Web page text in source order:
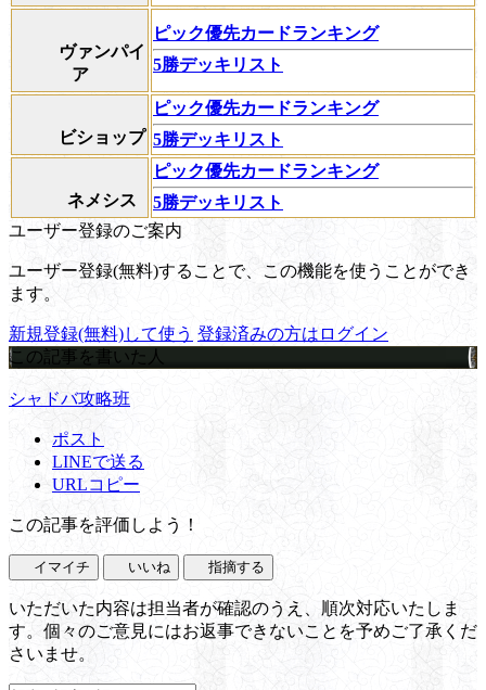
ヴァンパイ
ア
ピック優先カードランキング
5勝デッキリスト
ビショップ
ピック優先カードランキング
5勝デッキリスト
ネメシス
ピック優先カードランキング
5勝デッキリスト
ユーザー登録のご案内
ユーザー登録(無料)することで、この機能を使うことができ
ます。
新規登録(無料)して使う 登録済みの方はログイン
この記事を書いた人
シャドバ攻略班
ポスト
LINEで送る
URLコピー
この記事を評価しよう！
イマイチ いいね 指摘する
いただいた内容は担当者が確認のうえ、順次対応いたしま
す。個々のご意見にはお返事できないことを予めご了承くだ
さいませ。